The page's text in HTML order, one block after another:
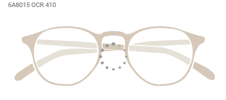
6A8015 OCR 410